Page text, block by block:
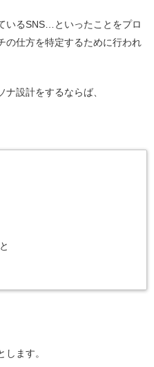
いるSNS…といったことをプロ
の仕方を特定するために行われ
設計をするならば、
ます。